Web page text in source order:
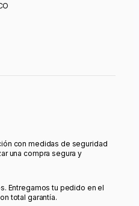
con medidas de seguridad
una compra segura y
Entregamos tu pedido en el
total garantía.